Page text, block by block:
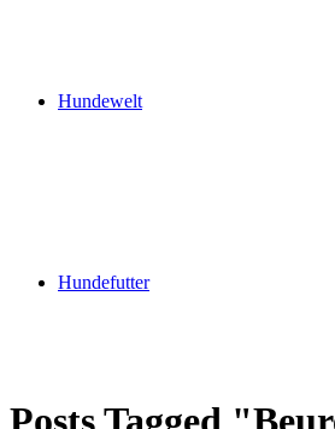
Hundewelt
Hundefutter